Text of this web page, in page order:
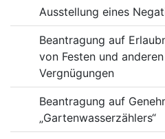
Ausstellung eines
Beantragung auf
von Festen und
Vergnügungen
Beantragung auf
„Gartenwasserzählers“